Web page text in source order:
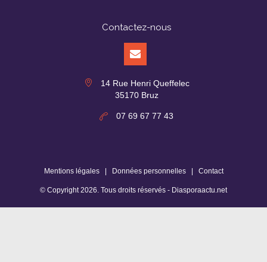
Contactez-nous
14 Rue Henri Queffelec
35170 Bruz
07 69 67 77 43
Mentions légales| Données personnelles| Contact
© Copyright2026. Tous droits réservés - Diasporaactu.net